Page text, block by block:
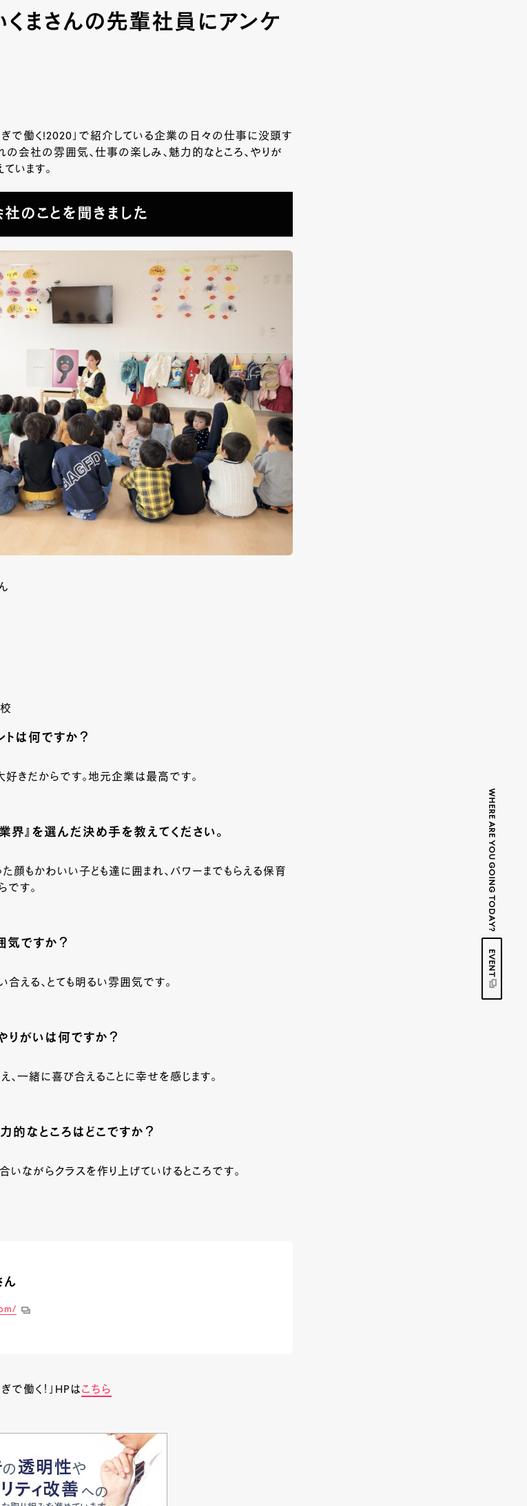
WHERE ARE YOU GOING TODAY?
EVENT
まさんの先輩社員にアンケ
で働く!2020 」で紹介している企業の日々の仕事に没頭す
会社の雰囲気、仕事の楽しみ、魅力的なところ、やりが
います。
のことを聞きました
は何ですか？
きだからです。地元企業は最高です。
界』を選んだ決め手を教えてください。
顔もかわいい子ども達に囲まれ、パワーまでもらえる保育
です。
気ですか？
える、とても明るい雰囲気です。
りがいは何ですか？
一緒に喜び合えることに幸せを感じます。
的なところはどこですか？
いながらクラスを作り上げていけるところです。
ん
で働く！」HPはこちら